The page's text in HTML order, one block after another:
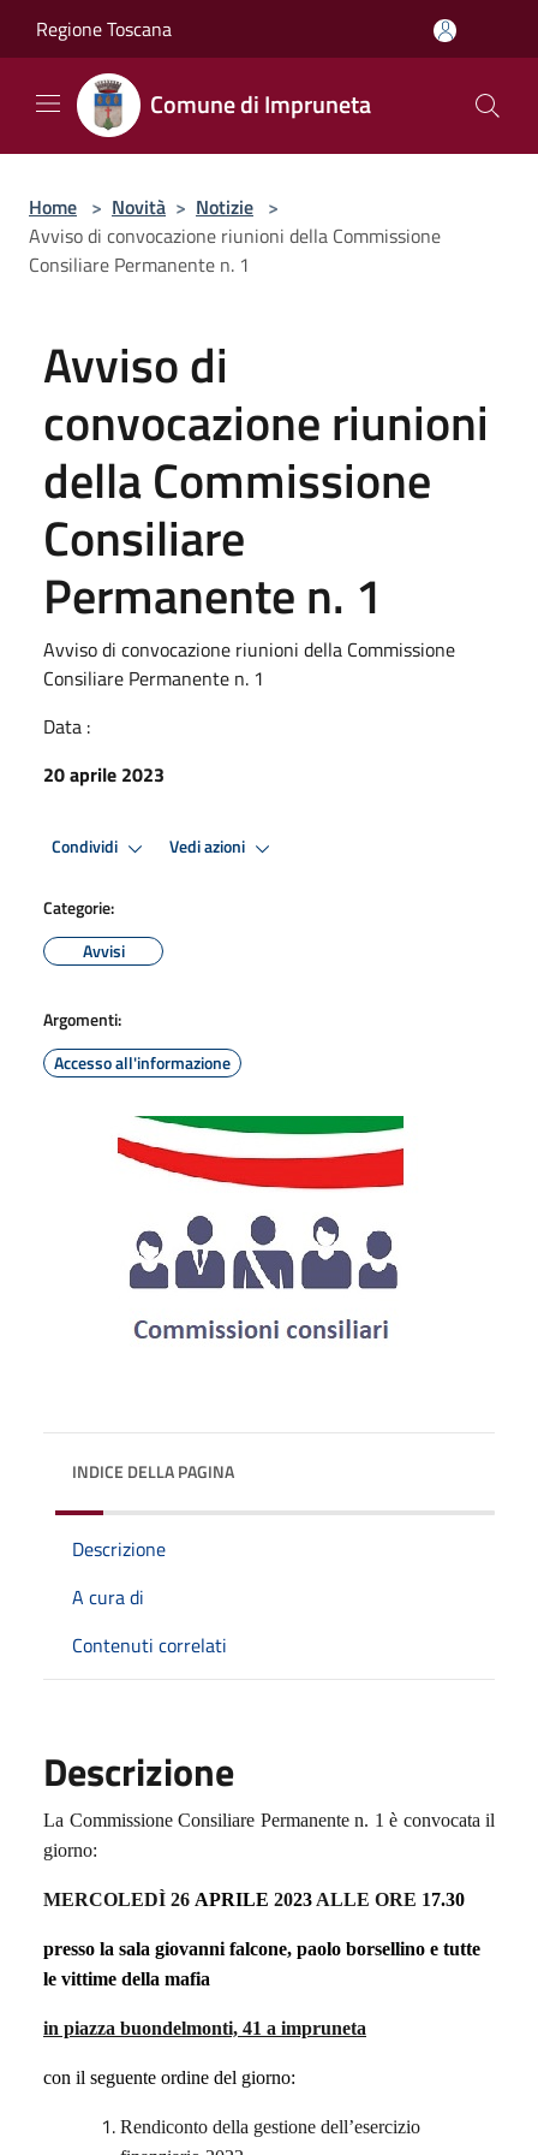
Regione Toscana
Comune di Impruneta
Home > Novità > Notizie >
Avviso di convocazione riunioni della Commissione
Consiliare Permanente n. 1
Avviso di
convocazione riunioni
della Commissione
Consiliare
Permanente n. 1
Avviso di convocazione riunioni della Commissione
Consiliare Permanente n. 1
Data :
20 aprile 2023
Condividi Vedi azioni
Categorie:
Avvisi
Argomenti:
Accesso all'informazione
INDICE DELLA PAGINA
Descrizione
A cura di
Contenuti correlati
Descrizione
La Commissione Consiliare Permanente n. 1 è convocata il
giorno:
MERCOLEDÌ 26 APRILE 2023 ALLE ORE 17.30
presso la sala giovanni falcone, paolo borsellino e tutte
le vittime della mafia
in piazza buondelmonti, 41 a impruneta
con il seguente ordine del giorno:
Rendiconto della gestione dell’esercizio